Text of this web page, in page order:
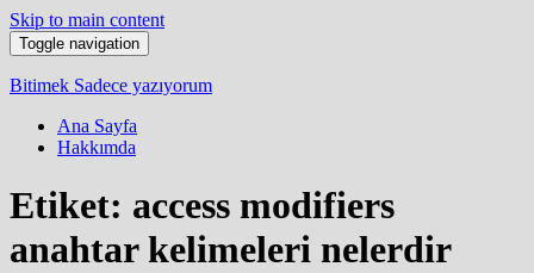
Skip to main content
Toggle navigation
Bitimek Sadece yazıyorum
Ana Sayfa
Hakkımda
Etiket: access modifiers
anahtar kelimeleri nelerdir